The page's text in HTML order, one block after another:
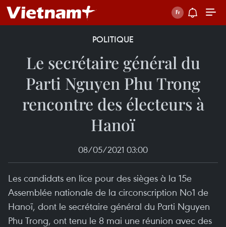
POLITIQUE
Le secrétaire général du
Parti Nguyen Phu Trong
rencontre des électeurs à
Hanoï
08/05/2021 03:00
Les candidats en lice pour des sièges à la 15e
Assemblée nationale de la circonscription No1 de
Hanoï, dont le secrétaire général du Parti Nguyen
Phu Trong, ont tenu le 8 mai une réunion avec des